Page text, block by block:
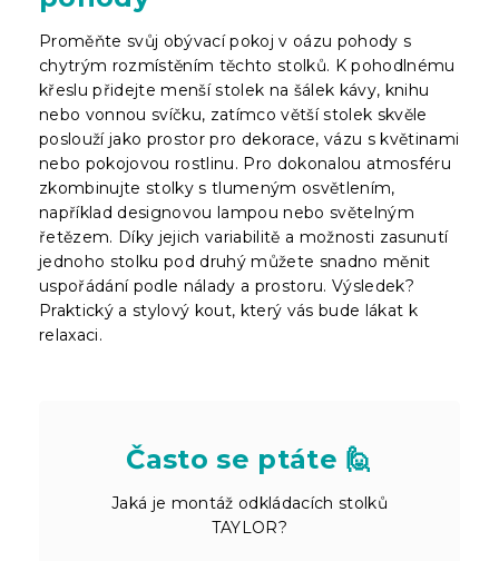
Proměňte svůj obývací pokoj v oázu pohody s
chytrým rozmístěním těchto stolků. K pohodlnému
křeslu přidejte menší stolek na šálek kávy, knihu
nebo vonnou svíčku, zatímco větší stolek skvěle
poslouží jako prostor pro dekorace, vázu s květinami
nebo pokojovou rostlinu. Pro dokonalou atmosféru
zkombinujte stolky s tlumeným osvětlením,
například designovou lampou nebo světelným
řetězem. Díky jejich variabilitě a možnosti zasunutí
jednoho stolku pod druhý můžete snadno měnit
uspořádání podle nálady a prostoru. Výsledek?
Praktický a stylový kout, který vás bude lákat k
relaxaci.
Často se ptáte 🙋
Jaká je montáž odkládacích stolků
TAYLOR?